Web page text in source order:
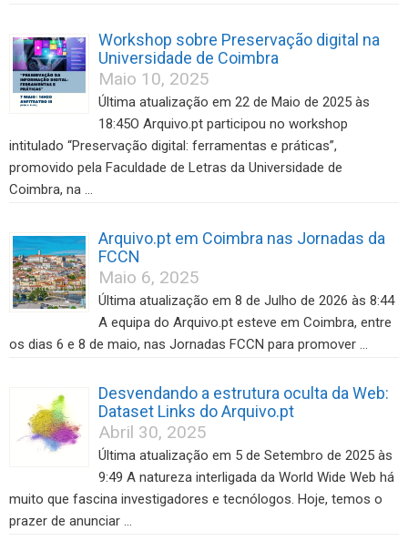
Workshop sobre Preservação digital na
Universidade de Coimbra
Maio 10, 2025
Última atualização em 22 de Maio de 2025 às
18:45O Arquivo.pt participou no workshop
intitulado “Preservação digital: ferramentas e práticas”,
promovido pela Faculdade de Letras da Universidade de
Coimbra, na …
Arquivo.pt em Coimbra nas Jornadas da
FCCN
Maio 6, 2025
Última atualização em 8 de Julho de 2026 às 8:44
A equipa do Arquivo.pt esteve em Coimbra, entre
os dias 6 e 8 de maio, nas Jornadas FCCN para promover …
Desvendando a estrutura oculta da Web:
Dataset Links do Arquivo.pt
Abril 30, 2025
Última atualização em 5 de Setembro de 2025 às
9:49 A natureza interligada da World Wide Web há
muito que fascina investigadores e tecnólogos. Hoje, temos o
prazer de anunciar …